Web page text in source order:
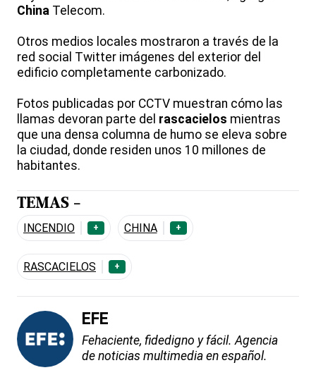
China Telecom.
Otros medios locales mostraron a través de la
red social Twitter imágenes del exterior del
edificio completamente carbonizado.
Fotos publicadas por CCTV muestran cómo las
llamas devoran parte del rascacielos mientras
que una densa columna de humo se eleva sobre
la ciudad, donde residen unos 10 millones de
habitantes.
TEMAS -
INCENDIO + CHINA +
RASCACIELOS +
EFE
Fehaciente, fidedigno y fácil. Agencia
de noticias multimedia en español.